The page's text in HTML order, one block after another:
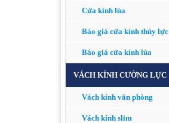
Cửa kính lùa
Báo giá cửa kính thủy lực
Báo giá cửa kính lùa
VÁCH KÍNH CƯỜNG LỰC
Vách kính văn phòng
Vách kính slim